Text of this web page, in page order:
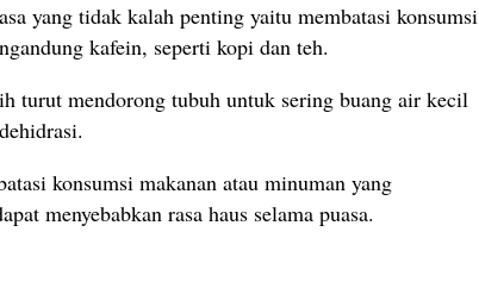
yang tidak kalah penting yaitu membatasi konsumsi
kafein, seperti kopi dan teh.
turut mendorong tubuh untuk sering buang air kecil
konsumsi makanan atau minuman yang
menyebabkan rasa haus selama puasa.